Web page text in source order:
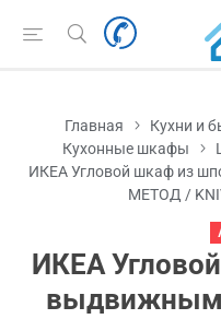
Главная
Кухни и
Кухонные шкафы
ИКЕА Угловой шкаф из
МЕТОД /
ИКЕА
выдвижным